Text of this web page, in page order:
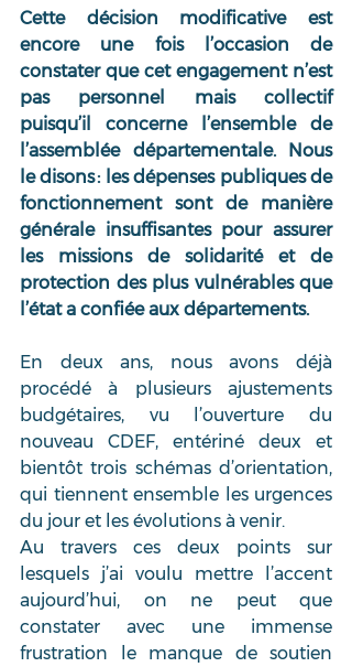
Cette décision modificative est
encore une fois l’occasion de
constater que cet engagement n’est
pas personnel mais collectif
puisqu’il concerne l’ensemble de
l’assemblée départementale. Nous
le disons : les dépenses publiques de
fonctionnement sont de manière
générale insuffisantes pour assurer
les missions de solidarité et de
protection des plus vulnérables que
l’état a confiée aux départements.
En deux ans, nous avons déjà
procédé à plusieurs ajustements
budgétaires, vu l’ouverture du
nouveau CDEF, entériné deux et
bientôt trois schémas d’orientation,
qui tiennent ensemble les urgences
du jour et les évolutions à venir.
Au travers ces deux points sur
lesquels j’ai voulu mettre l’accent
aujourd’hui, on ne peut que
constater avec une immense
frustration le manque de soutien